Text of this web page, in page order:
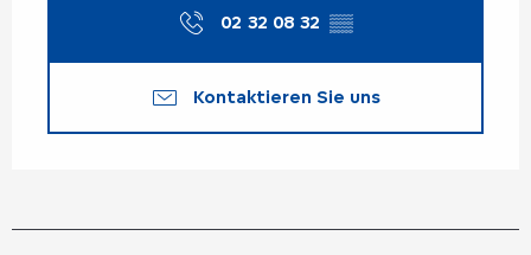
02 32 08 32 ▒▒
Kontaktieren Sie uns